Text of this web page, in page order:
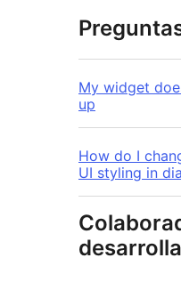
My widget
up
How do I
UI styling in